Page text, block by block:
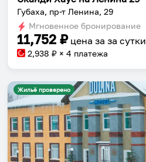
Губаха, пр-т Ленина, 29
Мгновенное бронирование
11,752 ₽ цена за за сутки
2,938 ₽ × 4 платежа
Жильё проверено